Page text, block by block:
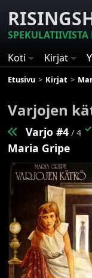
Koti
Kirjat
Etusivu Kirjat
Varjojen
Varjo #4 / 4 ✓
Maria Gripe